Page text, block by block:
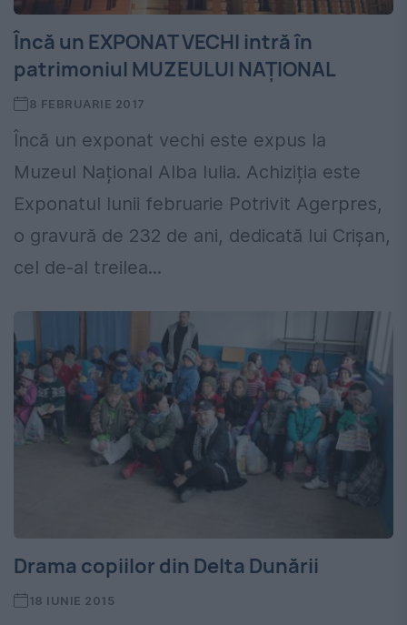
Încă un EXPONAT VECHI intră în
patrimoniul MUZEULUI NAȚIONAL
8 FEBRUARIE 2017
Încă un exponat vechi este expus la
Muzeul Național Alba Iulia. Achiziția este
Exponatul lunii februarie Potrivit Agerpres,
o gravură de 232 de ani, dedicată lui Crișan,
cel de-al treilea...
Drama copiilor din Delta Dunării
18 IUNIE 2015